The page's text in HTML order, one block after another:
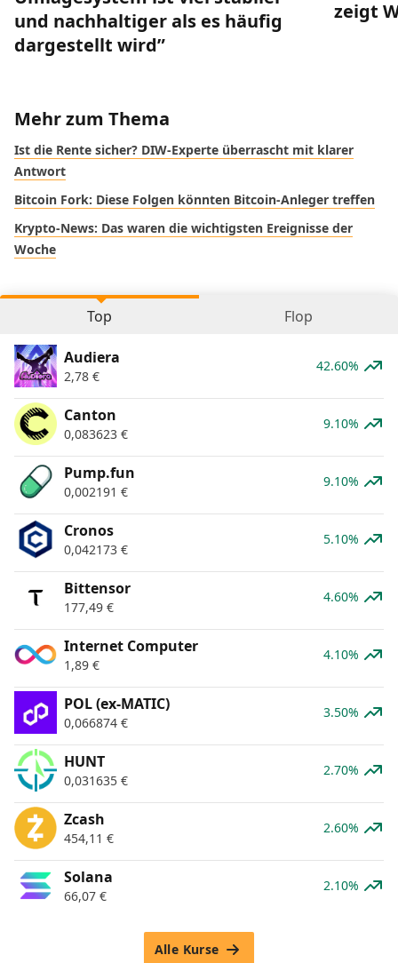
und nachhaltiger als es häufig
dargestellt wird”
zeigt
Mehr zum Thema
Ist die Rente sicher? DIW-Experte überrascht mit klarer
Antwort
Bitcoin Fork: Diese Folgen könnten Bitcoin-Anleger treffen
Krypto-News: Das waren die wichtigsten Ereignisse der
Woche
Top Flop
Audiera
2,78 €
42.60%
Canton
0,083623 €
9.10%
Pump.fun
0,002191 €
9.10%
Cronos
0,042173 €
5.10%
Bittensor
177,49 €
4.60%
Internet Computer
1,89 €
4.10%
POL (ex-MATIC)
0,066874 €
3.50%
HUNT
0,031635 €
2.70%
Zcash
454,11 €
2.60%
Solana
66,07 €
2.10%
Alle Kurse